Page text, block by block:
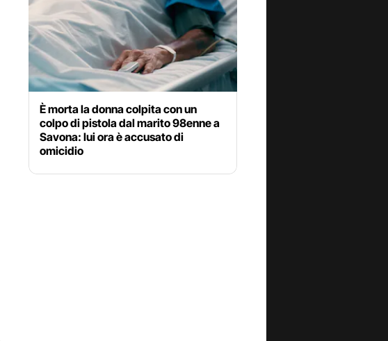
È morta la donna colpita con un
colpo di pistola dal marito 98enne a
Savona: lui ora è accusato di
omicidio